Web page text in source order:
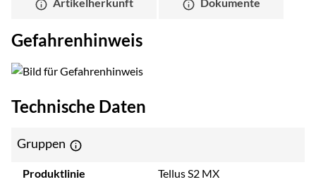
Gefahrenhinweis
Technische Daten
Gruppen
Produktlinie Tellus S2 MX